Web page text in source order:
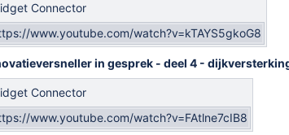
Connector
www.youtube.com/watch?v=kTAYS5gkoG8
in gesprek - deel 4 -
Connector
www.youtube.com/watch?v=FAtlne7cIB8